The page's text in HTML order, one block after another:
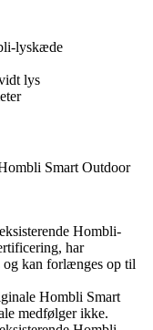
lyskæde
lys
Smart Outdoor
Hombli-
har
kan forlænges op til
Hombli Smart
medfølger ikke.